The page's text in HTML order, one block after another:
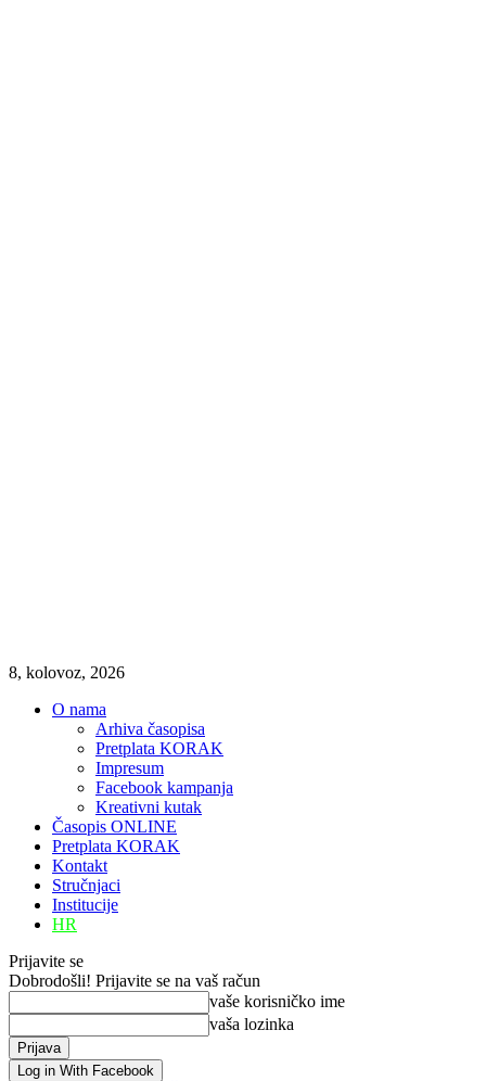
8, kolovoz, 2026
O nama
Arhiva časopisa
Pretplata KORAK
Impresum
Facebook kampanja
Kreativni kutak
Časopis ONLINE
Pretplata KORAK
Kontakt
Stručnjaci
Institucije
HR
Prijavite se
Dobrodošli! Prijavite se na vaš račun
vaše korisničko ime
vaša lozinka
Log in With Facebook